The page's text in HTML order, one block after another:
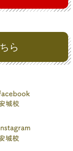
ら